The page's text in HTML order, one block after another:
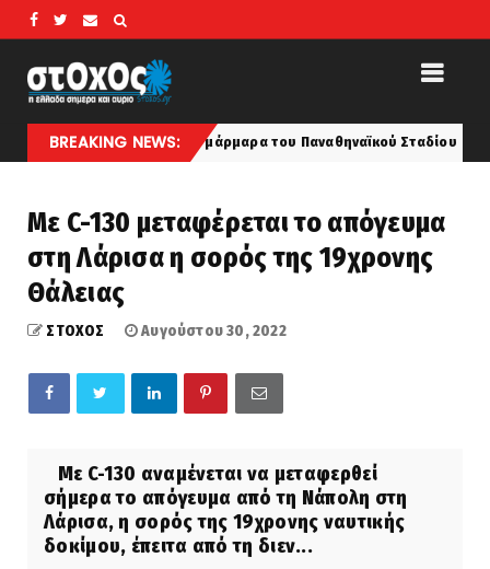
BREAKING NEWS:
τα λευκά μάρμαρα του Παναθηναϊκού Σταδίου latest
Με C-130 μεταφέρεται το απόγευμα
στη Λάρισα η σορός της 19χρονης
Θάλειας
ΣΤΟΧΟΣ Αυγούστου 30, 2022
Με C-130 αναμένεται να μεταφερθεί
σήμερα το απόγευμα από τη Νάπολη στη
Λάρισα, η σορός της 19χρονης ναυτικής
δοκίμου, έπειτα από τη διεν...